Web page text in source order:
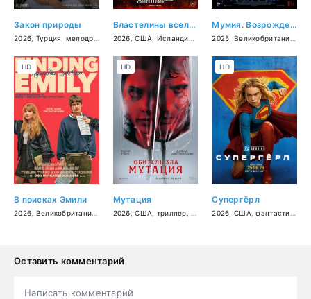
Закон природы
2026 Турция мелодрама
Властелины вселенной
2026 ,США Исландия Австралия,Канада,
Мумия. Возрождение зла
2025 Великобритания
В поисках Эмили
2026 Великобритания США,мелодрама,комедия
HD
Мутация
2026 ,США триллер фантастика
HD
Супергёрл
2026 США ,фантастика
HD
Оставить комментарий
Написать комментарий